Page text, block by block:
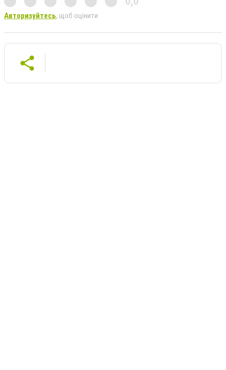
Авторизуйтесь, щоб оцінити